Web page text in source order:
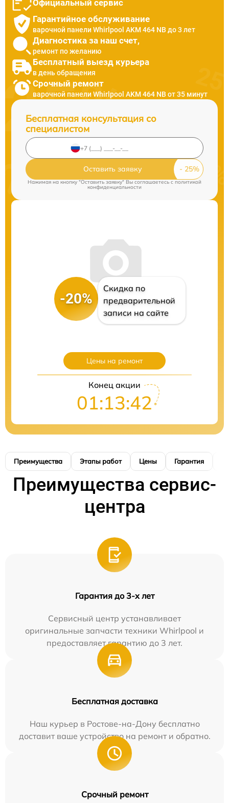
Официальный сервис
Гарантийное обслуживание
варочной панели Whirlpool AKM 464 NB до 3 лет
Диагностика за наш счет,
ремонт по желанию
Бесплатный выезд курьера
в день обращения
Срочный ремонт
варочной панели Whirlpool AKM 464 NB от 35 минут
Бесплатная консультация со
специалистом
Оставить заявку
Нажимая на кнопку "Оставить заявку" Вы соглашаетесь c политикой
конфиденциальности
-20%
Скидка по
предварительной
записи на сайте
Цены на ремонт
Конец акции
01:13:41
Преимущества Этапы работ Цены Гарантия
Преимущества сервис-
центра
Гарантия до 3-х лет
Сервисный центр устанавливает
оригинальные запчасти техники Whirlpool и
предоставляет гарантию до 3 лет.
Бесплатная доставка
Наш курьер в Ростове-на-Дону бесплатно
доставит ваше устройство на ремонт и обратно.
Срочный ремонт